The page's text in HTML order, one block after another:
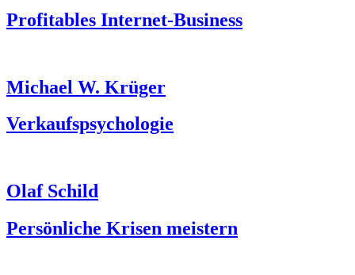
Profitables Internet-Business
Michael W. Krüger
Verkaufspsychologie
Olaf Schild
Persönliche Krisen meistern